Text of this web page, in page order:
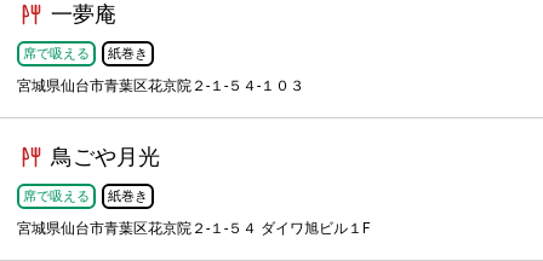
一夢庵
席で吸える 紙巻き
宮城県仙台市青葉区花京院２-１-５４-１０３
鳥ごや月光
席で吸える 紙巻き
宮城県仙台市青葉区花京院２-１-５４ ダイワ旭ビル１F